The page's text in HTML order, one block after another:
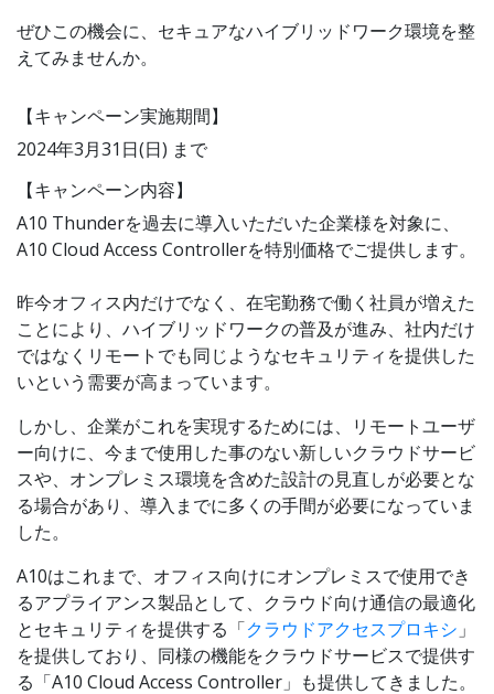
ぜひこの機会に、セキュアなハイブリッドワーク環境を整
えてみませんか。
【キャンペーン実施期間】
2024年3月31日(日) まで
【キャンペーン内容】
A10 Thunderを過去に導入いただいた企業様を対象に、
A10 Cloud Access Controllerを特別価格でご提供します。
昨今オフィス内だけでなく、在宅勤務で働く社員が増えた
ことにより、ハイブリッドワークの普及が進み、社内だけ
ではなくリモートでも同じようなセキュリティを提供した
いという需要が高まっています。
しかし、企業がこれを実現するためには、リモートユーザ
ー向けに、今まで使用した事のない新しいクラウドサービ
スや、オンプレミス環境を含めた設計の見直しが必要とな
る場合があり、導入までに多くの手間が必要になっていま
した。
A10はこれまで、オフィス向けにオンプレミスで使用でき
るアプライアンス製品として、クラウド向け通信の最適化
とセキュリティを提供する「クラウドアクセスプロキシ 」
を提供しており、同様の機能をクラウドサービスで提供す
る「A10 Cloud Access Controller」も提供してきました。